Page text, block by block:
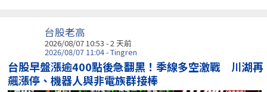
台股老高
2026/08/07 10:53 - 2 天前
2026/08/07 11:04 - Tingren
台股早盤漲逾400點後急翻黑！季線多空激戰 川湖再
飆漲停、機器人與非電族群接棒